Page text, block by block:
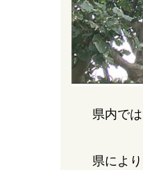
県内で
県によ